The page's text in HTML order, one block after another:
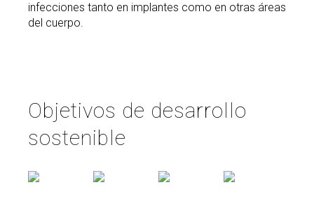
infecciones tanto en implantes como en otras áreas
del cuerpo.
Objetivos de desarrollo
sostenible